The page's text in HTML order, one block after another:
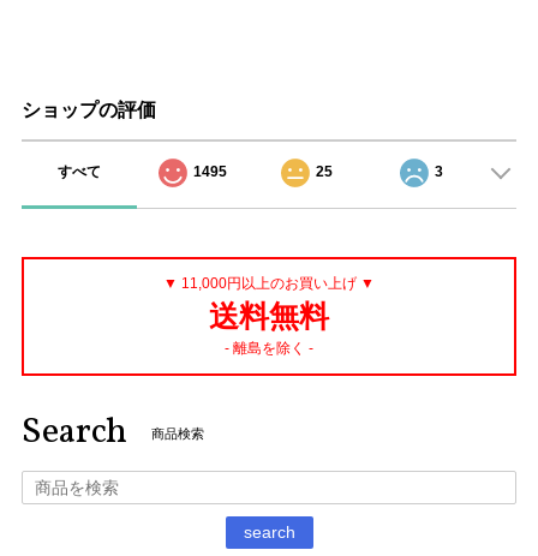
ショップの評価
すべて 1495 25 3
▼ 11,000円以上のお買い上げ ▼
送料無料
- 離島を除く -
Search 商品検索
search